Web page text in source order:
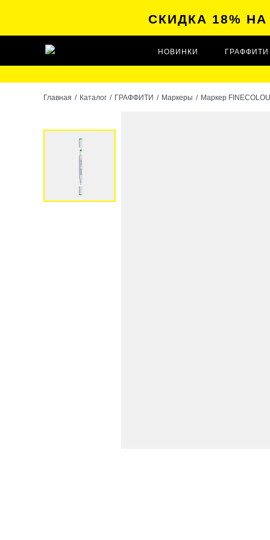
СКИДКА 18%
НОВИНКИ ГРАФФИТИ
Главная / Каталог / ГРАФФИТИ / Маркеры / Маркер